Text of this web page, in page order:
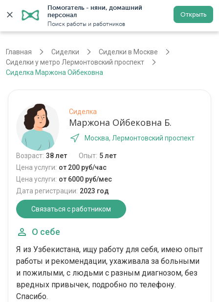
Помогатель - няни, домашний
персонал
Поиск работы и работников
Открыть
Регистрация
Главная Сиделки
Сиделки в Москве
Сиделки у метро Лермонтовский проспект
Сиделка Маржона Ойбековна
Сиделка
Маржона Ойбековна Б.
Москва, Лермонтовский проспект
Возраст: 38 лет Опыт: 5 лет
Цена услуги: от 200 руб/час
Цена услуги: от 6000 руб/мес
Дата регистрации: 2023 год
Связаться с работником
О себе
Я из Узбекистана, ищу работу для себя, имею опыт
работы и рекомендации, ухаживала за больными
и пожилыми, с людьми с разным диагнозом, без
вредных привычек, подробно по телефону.
Спасибо.